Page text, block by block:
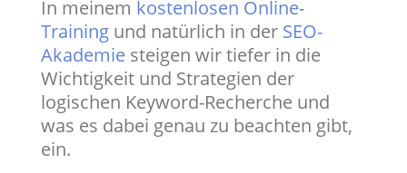
In meinem kostenlosen Online-
Trainingund natürlich in der SEO-
Akademiesteigen wir tiefer in die
Wichtigkeit und Strategien der
logischen Keyword-Recherche und
was es dabei genau zu beachten gibt,
ein.